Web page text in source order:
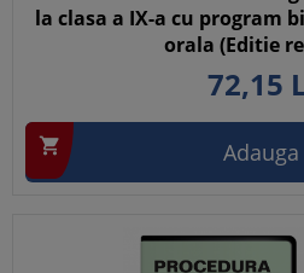
la clasa a IX-a cu program
orala (Editie
72,15
